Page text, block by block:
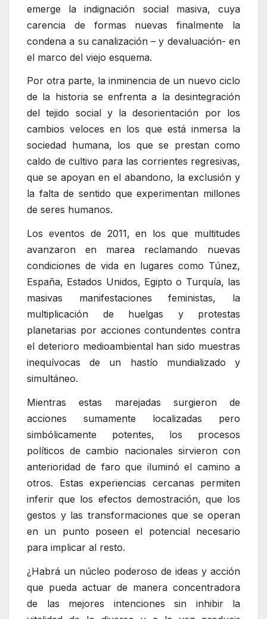
emerge la indignación social masiva, cuya
carencia de formas nuevas finalmente la
condena a su canalización – y devaluación- en
el marco del viejo esquema.
Por otra parte, la inminencia de un nuevo ciclo
de la historia se enfrenta a la desintegración
del tejido social y la desorientación por los
cambios veloces en los que está inmersa la
sociedad humana, los que se prestan como
caldo de cultivo para las corrientes regresivas,
que se apoyan en el abandono, la exclusión y
la falta de sentido que experimentan millones
de seres humanos.
Los eventos de 2011, en los que multitudes
avanzaron en marea reclamando nuevas
condiciones de vida en lugares como Túnez,
España, Estados Unidos, Egipto o Turquía, las
masivas manifestaciones feministas, la
multiplicación de huelgas y protestas
planetarias por acciones contundentes contra
el deterioro medioambiental han sido muestras
inequívocas de un hastío mundializado y
simultáneo.
Mientras estas marejadas surgieron de
acciones sumamente localizadas pero
simbólicamente potentes, los procesos
políticos de cambio nacionales sirvieron con
anterioridad de faro que iluminó el camino a
otros. Estas experiencias cercanas permiten
inferir que los efectos demostración, que los
gestos y las transformaciones que se operan
en un punto poseen el potencial necesario
para implicar al resto.
¿Habrá un núcleo poderoso de ideas y acción
que pueda actuar de manera concentradora
de las mejores intenciones sin inhibir la